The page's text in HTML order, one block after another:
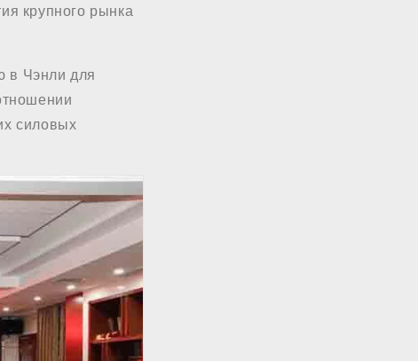
крупного рынка
в Чэнли для
силовых